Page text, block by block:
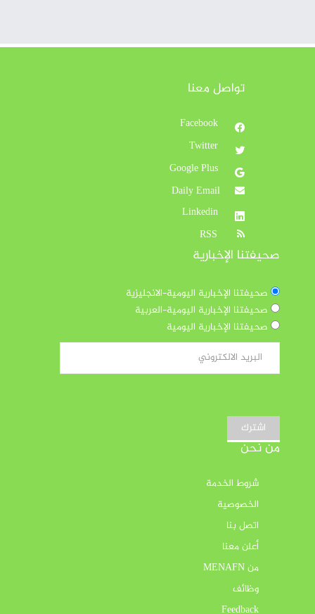
تواصل معنا
Daily Email
صحيفتنا الإخبارية
صحيفتنا الإخبارية اليومية-الانجليزية
صحيفتنا الإخبارية اليومية-العربية
صحيفتنا الإخبارية اليومية
اشترك
من نحن
شروط الخدمة
الخصوصية
اتصل بنا
أعلن معنا
من MENAFN
وظائف
Feedback